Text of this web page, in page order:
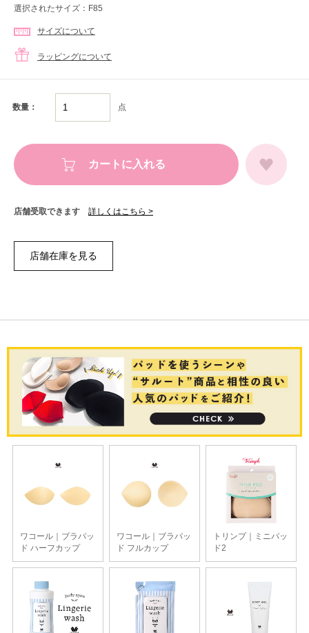
選択されたサイズ：F85
サイズについて
ラッピングについて
数量： 点
カートに入れる
店舗受取できます 詳しくはこちら >